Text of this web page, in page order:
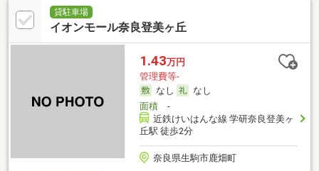
貸駐車場
イオンモール奈良登美ヶ丘
1.43万円
管理費等-
なし
なし
面積-
近鉄けいはんな線 学研奈良登美ヶ
丘駅 徒歩2分
奈良県生駒市鹿畑町